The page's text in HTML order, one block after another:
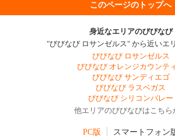
このページのトップへ
身近なエリアのびびなび
"びびなび ロサンゼルス" から近いエ
びびなび ロサンゼルス
びびなび オレンジカウンテ
びびなび サンディエゴ
びびなび ラスベガス
びびなび シリコンバレー
他エリアのびびなびはこちら
PC版 スマートフォン